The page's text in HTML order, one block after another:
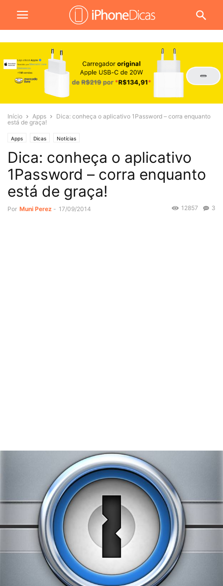
Início Apps
Dica: conheça o aplicativo 1Password – corra enquanto
está de graça!
Apps Dicas Notícias
Dica: conheça o aplicativo
1Password – corra enquanto
está de graça!
Por Muni Perez - 17/09/2014 3
12857